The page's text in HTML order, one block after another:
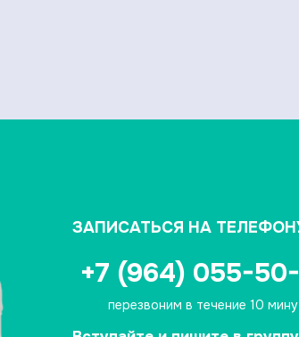
ЗАПИСАТЬСЯ НА
+7 (964) 055-
перезвоним в течение 10